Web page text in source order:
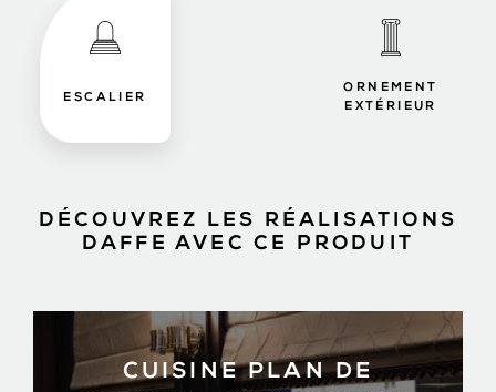
ESCALIER
ORNEMENT
EXTÉRIEUR
DÉCOUVREZ LES RÉALISATIONS
DAFFE AVEC CE PRODUIT
CUISINE PLAN DE